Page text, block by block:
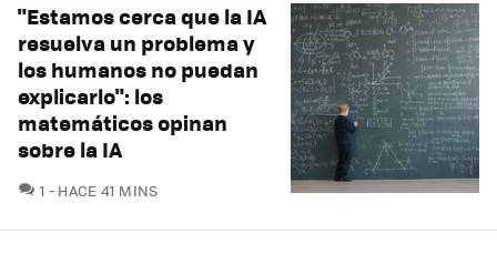
"Estamos cerca que la IA
resuelva un problema y
los humanos no puedan
explicarlo": los
matemáticos opinan
sobre la IA
1 COMENTARIOS
HACE 41 MINS